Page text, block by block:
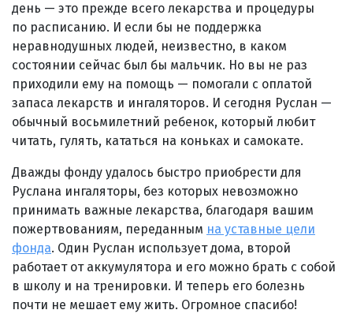
день — это прежде всего лекарства и процедуры
по расписанию. И если бы не поддержка
неравнодушных людей, неизвестно, в каком
состоянии сейчас был бы мальчик. Но вы не раз
приходили ему на помощь — помогали с оплатой
запаса лекарств и ингаляторов. И сегодня Руслан —
обычный восьмилетний ребенок, который любит
читать, гулять, кататься на коньках и самокате.
Дважды фонду удалось быстро приобрести для
Руслана ингаляторы, без которых невозможно
принимать важные лекарства, благодаря вашим
пожертвованиям, переданным на уставные цели
фонда. Один Руслан использует дома, второй
работает от аккумулятора и его можно брать с собой
в школу и на тренировки. И теперь его болезнь
почти не мешает ему жить. Огромное спасибо!